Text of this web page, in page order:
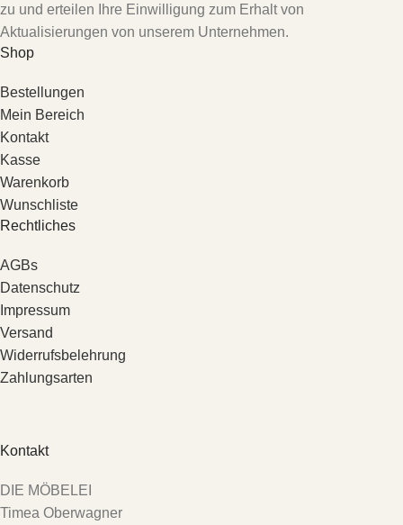
zu und erteilen Ihre Einwilligung zum Erhalt von
Aktualisierungen von unserem Unternehmen.
Shop
Bestellungen
Mein Bereich
Kontakt
Kasse
Warenkorb
Wunschliste
Rechtliches
AGBs
Datenschutz
Impressum
Versand
Widerrufsbelehrung
Zahlungsarten
Kontakt
DIE MÖBELEI
Timea Oberwagner